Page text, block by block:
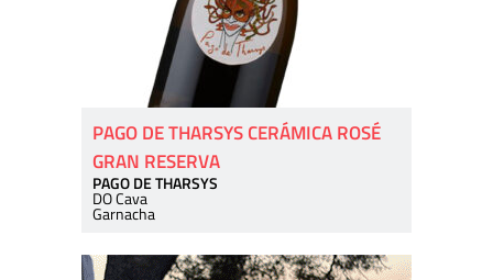
PAGO DE THARSYS CERÁMICA ROSÉ
GRAN RESERVA
PAGO DE THARSYS
DO Cava
Garnacha